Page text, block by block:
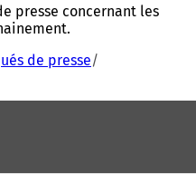
presse concernant les
de presse